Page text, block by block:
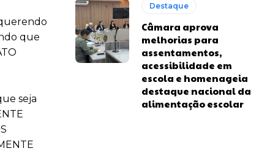
que
seja
Destaque
Câmara aprova
melhorias para
assentamentos,
acessibilidade em
escola e homenageia
destaque nacional da
alimentação escolar